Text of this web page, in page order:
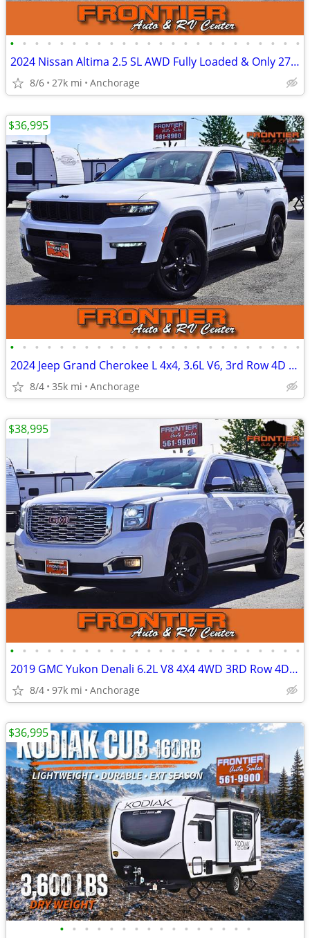
• • • • • • • • • • • • • • • • • • • • • • • •
2024 Nissan Altima 2.5 SL AWD Fully Loaded & Only 27k Miles
8/6 27k mi Anchorage
• • • • • • • • • • • • • • • • • • • • • • • •
2024 Jeep Grand Cherokee L 4x4, 3.6L V6, 3rd Row 4D SUV, Low Miles
8/4 35k mi Anchorage
$36,995
• • • • • • • • • • • • • • • • • • • • • • • •
2019 GMC Yukon Denali 6.2L V8 4X4 4WD 3RD Row 4D SUV
8/4 97k mi Anchorage
$38,995
• • • • • • • • • • • • • • • •
$36,995